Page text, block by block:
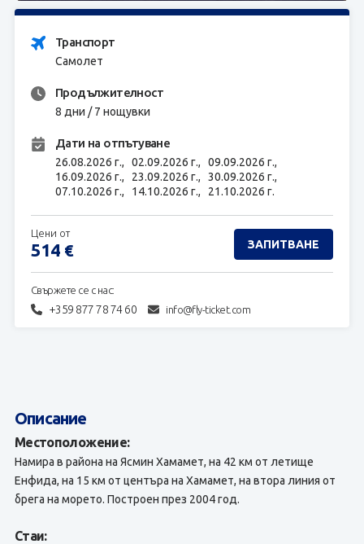
Транспорт
Самолет
Продължителност
8 дни / 7 нощувки
Дати на отпътуване
26.08.2026 г., 02.09.2026 г., 09.09.2026 г.,
16.09.2026 г., 23.09.2026 г., 30.09.2026 г.,
07.10.2026 г., 14.10.2026 г., 21.10.2026 г.
Свържете се с нас:
+359 877 78 74 60 info@fly-ticket.com
Цени от
514 € ЗАПИТВАНЕ
Описание
Местоположение:
Намира в района на Ясмин Хамамет, на 42 км от летище
Енфида, на 15 км от центъра на Хамамет, на втора линия от
брега на морето. Построен през 2004 год.
Стаи: